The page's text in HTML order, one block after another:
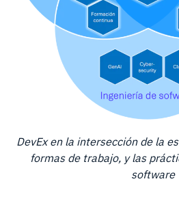
DevEx en la intersección de la
formas de trabajo, y las
software